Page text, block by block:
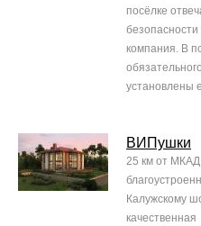
посёлке
безопасности
компания. В
установлены
ВИПушки
25 км от МКАД
Калужскому
качественная